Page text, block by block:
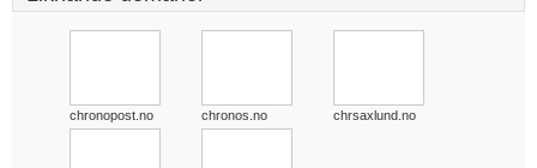
chronopost.no chronos.no chrsaxlund.no